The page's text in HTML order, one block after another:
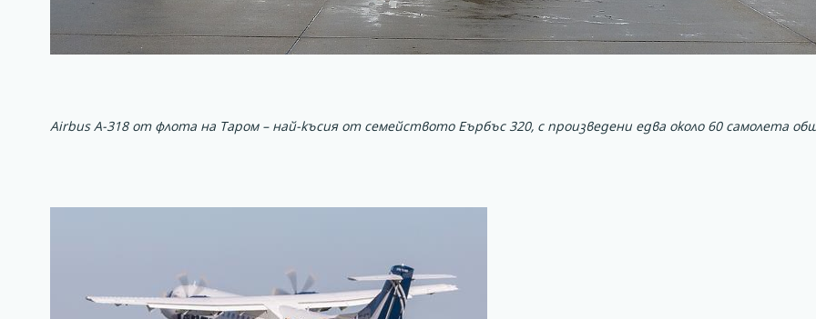
Airbus A-318 от флота на Таром – най-късия от семейството Еърбъс 320, с произведени едва около 60 самолета